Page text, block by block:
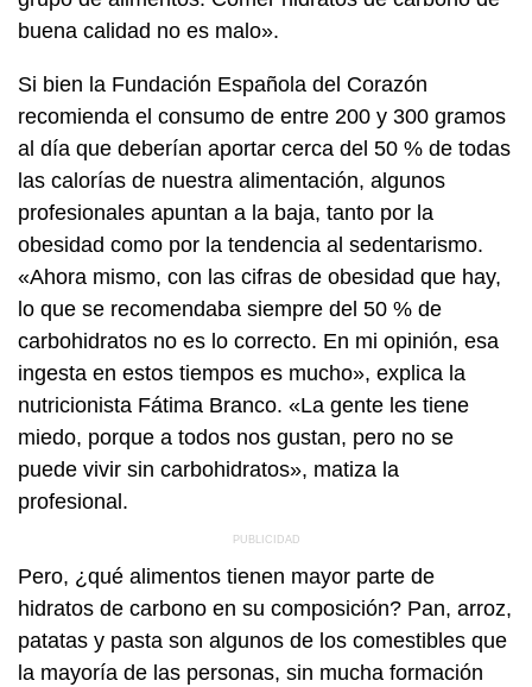
buena calidad no es malo».
Si bien la Fundación Española del Corazón
recomienda el consumo de entre 200 y 300 gramos
al día que deberían aportar cerca del 50 % de todas
las calorías de nuestra alimentación, algunos
profesionales apuntan a la baja, tanto por la
obesidad como por la tendencia al sedentarismo.
«Ahora mismo, con las cifras de obesidad que hay,
lo que se recomendaba siempre del 50 % de
carbohidratos no es lo correcto. En mi opinión, esa
ingesta en estos tiempos es mucho», explica la
nutricionista Fátima Branco. «La gente les tiene
miedo, porque a todos nos gustan, pero no se
puede vivir sin carbohidratos», matiza la
profesional.
Pero, ¿qué alimentos tienen mayor parte de
hidratos de carbono en su composición? Pan, arroz,
patatas y pasta son algunos de los comestibles que
la mayoría de las personas, sin mucha formación